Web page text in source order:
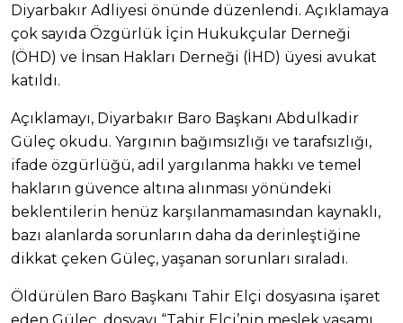
Diyarbakır Adliyesi önünde düzenlendi. Açıklamaya
çok sayıda Özgürlük İçin Hukukçular Derneği
(ÖHD) ve İnsan Hakları Derneği (İHD) üyesi avukat
katıldı.
Açıklamayı, Diyarbakır Baro Başkanı Abdulkadir
Güleç okudu. Yargının bağımsızlığı ve tarafsızlığı,
ifade özgürlüğü, adil yargılanma hakkı ve temel
hakların güvence altına alınması yönündeki
beklentilerin henüz karşılanmamasından kaynaklı,
bazı alanlarda sorunların daha da derinleştiğine
dikkat çeken Güleç, yaşanan sorunları sıraladı.
Öldürülen Baro Başkanı Tahir Elçi dosyasına işaret
eden Güleç, dosyayı “Tahir Elçi’nin meslek yaşamı